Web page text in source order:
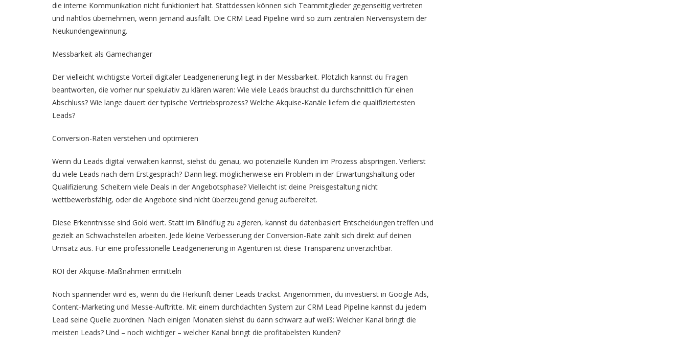
die interne Kommunikation nicht funktioniert hat. Stattdessen können sich Teammitglieder gegenseitig vertreten
und nahtlos übernehmen, wenn jemand ausfällt. Die CRM Lead Pipeline wird so zum zentralen Nervensystem der
Neukundengewinnung.
Messbarkeit als Gamechanger
Der vielleicht wichtigste Vorteil digitaler Leadgenerierung liegt in der Messbarkeit. Plötzlich kannst du Fragen
beantworten, die vorher nur spekulativ zu klären waren: Wie viele Leads brauchst du durchschnittlich für einen
Abschluss? Wie lange dauert der typische Vertriebsprozess? Welche Akquise-Kanäle liefern die qualifiziertesten
Leads?
Conversion-Raten verstehen und optimieren
Wenn du Leads digital verwalten kannst, siehst du genau, wo potenzielle Kunden im Prozess abspringen. Verlierst
du viele Leads nach dem Erstgespräch? Dann liegt möglicherweise ein Problem in der Erwartungshaltung oder
Qualifizierung. Scheitern viele Deals in der Angebotsphase? Vielleicht ist deine Preisgestaltung nicht
wettbewerbsfähig, oder die Angebote sind nicht überzeugend genug aufbereitet.
Diese Erkenntnisse sind Gold wert. Statt im Blindflug zu agieren, kannst du datenbasiert Entscheidungen treffen und
gezielt an Schwachstellen arbeiten. Jede kleine Verbesserung der Conversion-Rate zahlt sich direkt auf deinen
Umsatz aus. Für eine professionelle Leadgenerierung in Agenturen ist diese Transparenz unverzichtbar.
ROI der Akquise-Maßnahmen ermitteln
Noch spannender wird es, wenn du die Herkunft deiner Leads trackst. Angenommen, du investierst in Google Ads,
Content-Marketing und Messe-Auftritte. Mit einem durchdachten System zur CRM Lead Pipeline kannst du jedem
Lead seine Quelle zuordnen. Nach einigen Monaten siehst du dann schwarz auf weiß: Welcher Kanal bringt die
meisten Leads? Und – noch wichtiger – welcher Kanal bringt die profitabelsten Kunden?